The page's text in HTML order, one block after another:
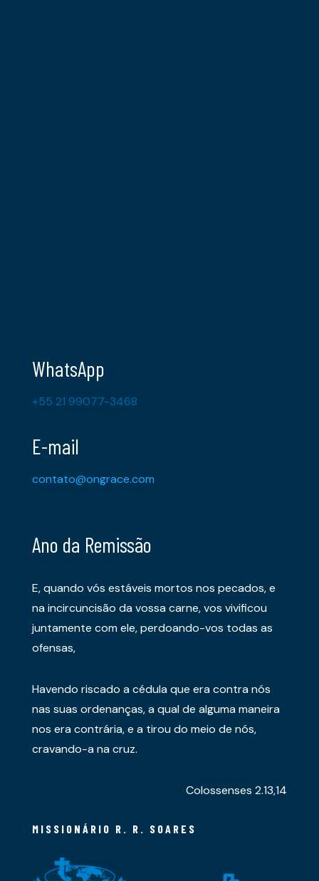
WhatsApp
+55 21 99077-3468
E-mail
contato@ongrace.com
Ano da Remissão
E, quando vós estáveis mortos nos pecados, e
na incircuncisão da vossa carne, vos vivificou
juntamente com ele, perdoando-vos todas as
ofensas,
Havendo riscado a cédula que era contra nós
nas suas ordenanças, a qual de alguma maneira
nos era contrária, e a tirou do meio de nós,
cravando-a na cruz.
Colossenses 2.13,14
MISSIONÁRIO R. R. SOARES